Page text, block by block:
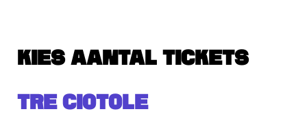
KIES AANTAL TICKETS
TRE CIOTOLE